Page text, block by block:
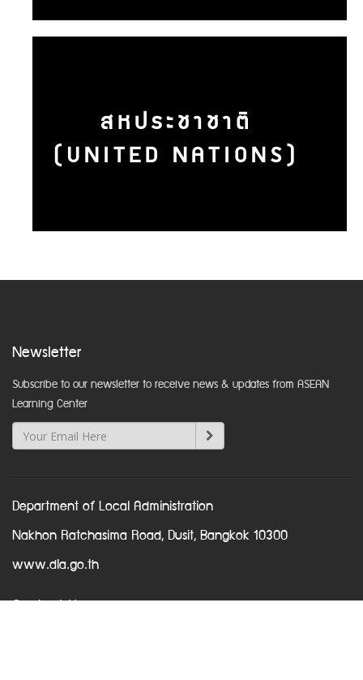
สหประชาชาติ
(UNITED NATIONS)
Newsletter
Subscribe to our newsletter to receive news & updates from ASEAN
Learning Center
Department of Local Administration
Nakhon Ratchasima Road, Dusit, Bangkok 10300
www.dla.go.th
Contact Us